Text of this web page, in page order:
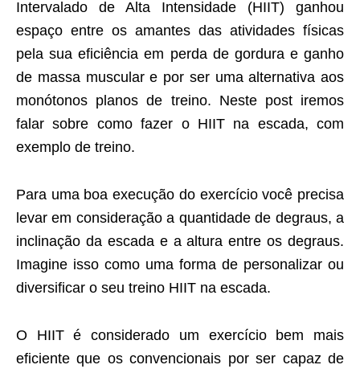
Intervalado de Alta Intensidade (HIIT) ganhou
espaço entre os amantes das atividades físicas
pela sua eficiência em perda de gordura e ganho
de massa muscular e por ser uma alternativa aos
monótonos planos de treino. Neste post iremos
falar sobre como fazer o HIIT na escada, com
exemplo de treino.
Para uma boa execução do exercício você precisa
levar em consideração a quantidade de degraus, a
inclinação da escada e a altura entre os degraus.
Imagine isso como uma forma de personalizar ou
diversificar o seu treino HIIT na escada.
O HIIT é considerado um exercício bem mais
eficiente que os convencionais por ser capaz de